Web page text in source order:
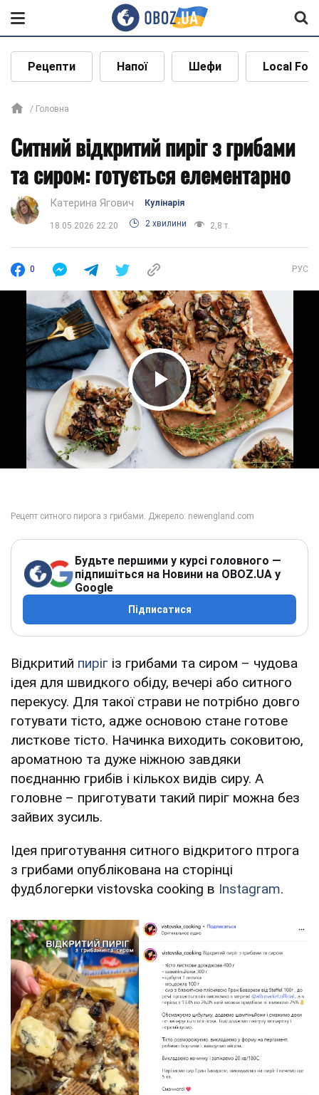
Рецепти Напої Шефи Local
Головна
Ситний відкритий пиріг з грибами
та сиром: готується елементарно
Катерина Ягович Кулінарія
18.05.2026 22:20 2 хвилини 2,8 т.
0 РУС
Play Video
Будьте першими у курсі головного —
підпишіться на Новини на OBOZ.UA у
Google
Підписатися
Відкритий пиріг із грибами та сиром – чудова
ідея для швидкого обіду, вечері або ситного
перекусу. Для такої страви не потрібно довго
готувати тісто, адже основою стане готове
листкове тісто. Начинка виходить соковитою,
ароматною та дуже ніжною завдяки
поєднанню грибів і кількох видів сиру. А
головне – приготувати такий пиріг можна без
зайвих зусиль.
Ідея приготування ситного відкритого птрога
з грибами опублікована на сторінці
фудблогерки vistovska cooking в Instagram.